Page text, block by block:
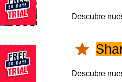
Descubre
Descubre